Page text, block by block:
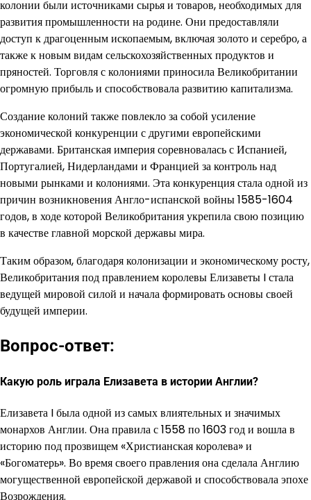
колонии были источниками сырья и товаров, необходимых для
развития промышленности на родине. Они предоставляли
доступ к драгоценным ископаемым, включая золото и серебро, а
также к новым видам сельскохозяйственных продуктов и
пряностей. Торговля с колониями приносила Великобритании
огромную прибыль и способствовала развитию капитализма.
Создание колоний также повлекло за собой усиление
экономической конкуренции с другими европейскими
державами. Британская империя соревновалась с Испанией,
Португалией, Нидерландами и Францией за контроль над
новыми рынками и колониями. Эта конкуренция стала одной из
причин возникновения Англо-испанской войны 1585-1604
годов, в ходе которой Великобритания укрепила свою позицию
в качестве главной морской державы мира.
Таким образом, благодаря колонизации и экономическому росту,
Великобритания под правлением королевы Елизаветы I стала
ведущей мировой силой и начала формировать основы своей
будущей империи.
Вопрос-ответ:
Какую роль играла Елизавета в истории Англии?
Елизавета I была одной из самых влиятельных и значимых
монархов Англии. Она правила с 1558 по 1603 год и вошла в
историю под прозвищем «Христианская королева» и
«Богоматерь». Во время своего правления она сделала Англию
могущественной европейской державой и способствовала эпохе
Возрождения.